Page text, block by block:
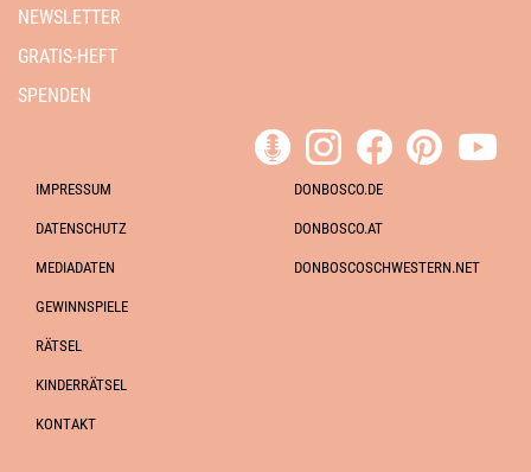
NEWSLETTER
GRATIS-HEFT
SPENDEN
IMPRESSUM
DATENSCHUTZ
MEDIADATEN
GEWINNSPIELE
RÄTSEL
KINDERRÄTSEL
KONTAKT
DONBOSCO.DE
DONBOSCO.AT
DONBOSCOSCHWESTERN.NET